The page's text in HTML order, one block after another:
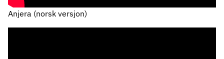
Anjera (norsk versjon)